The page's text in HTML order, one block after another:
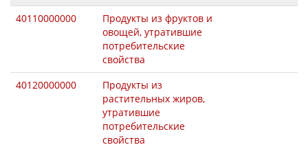
40110000000
Продукты из фруктов и
овощей, утратившие
потребительские
свойства
40120000000
Продукты из
растительных жиров,
утратившие
потребительские
свойства